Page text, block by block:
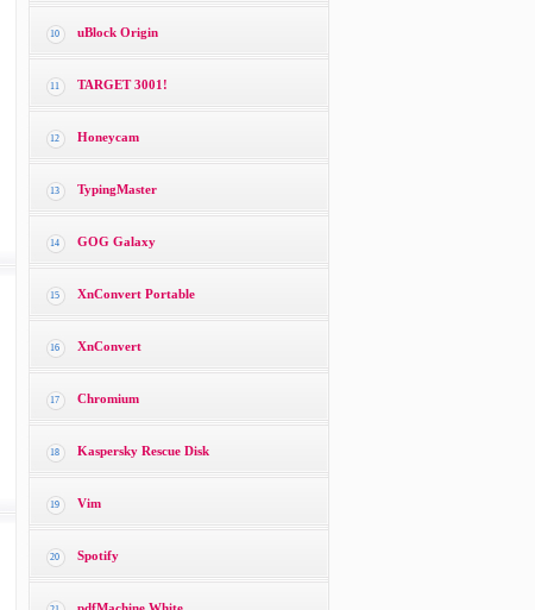
10 uBlock Origin
11 TARGET 3001!
12 Honeycam
13 TypingMaster
14 GOG Galaxy
15 XnConvert Portable
16 XnConvert
17 Chromium
18 Kaspersky Rescue Disk
19 Vim
20 Spotify